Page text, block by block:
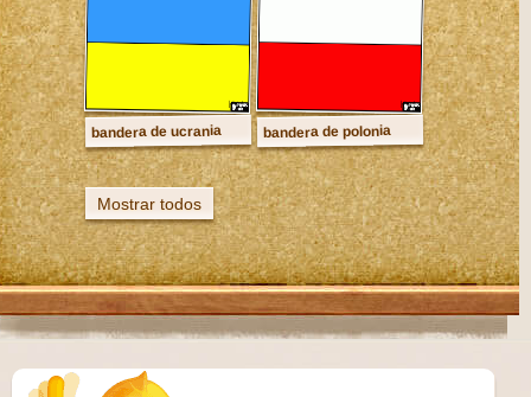
bandera de ucrania bandera de polonia
Mostrar todos